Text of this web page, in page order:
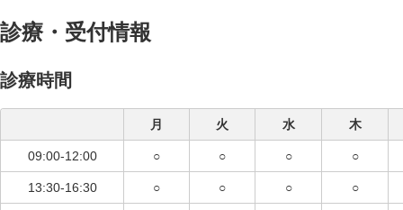
診療・受付情報
診療時間
月 火 水 木
09:00-12:00 ○ ○ ○ ○
13:30-16:30 ○ ○ ○ ○